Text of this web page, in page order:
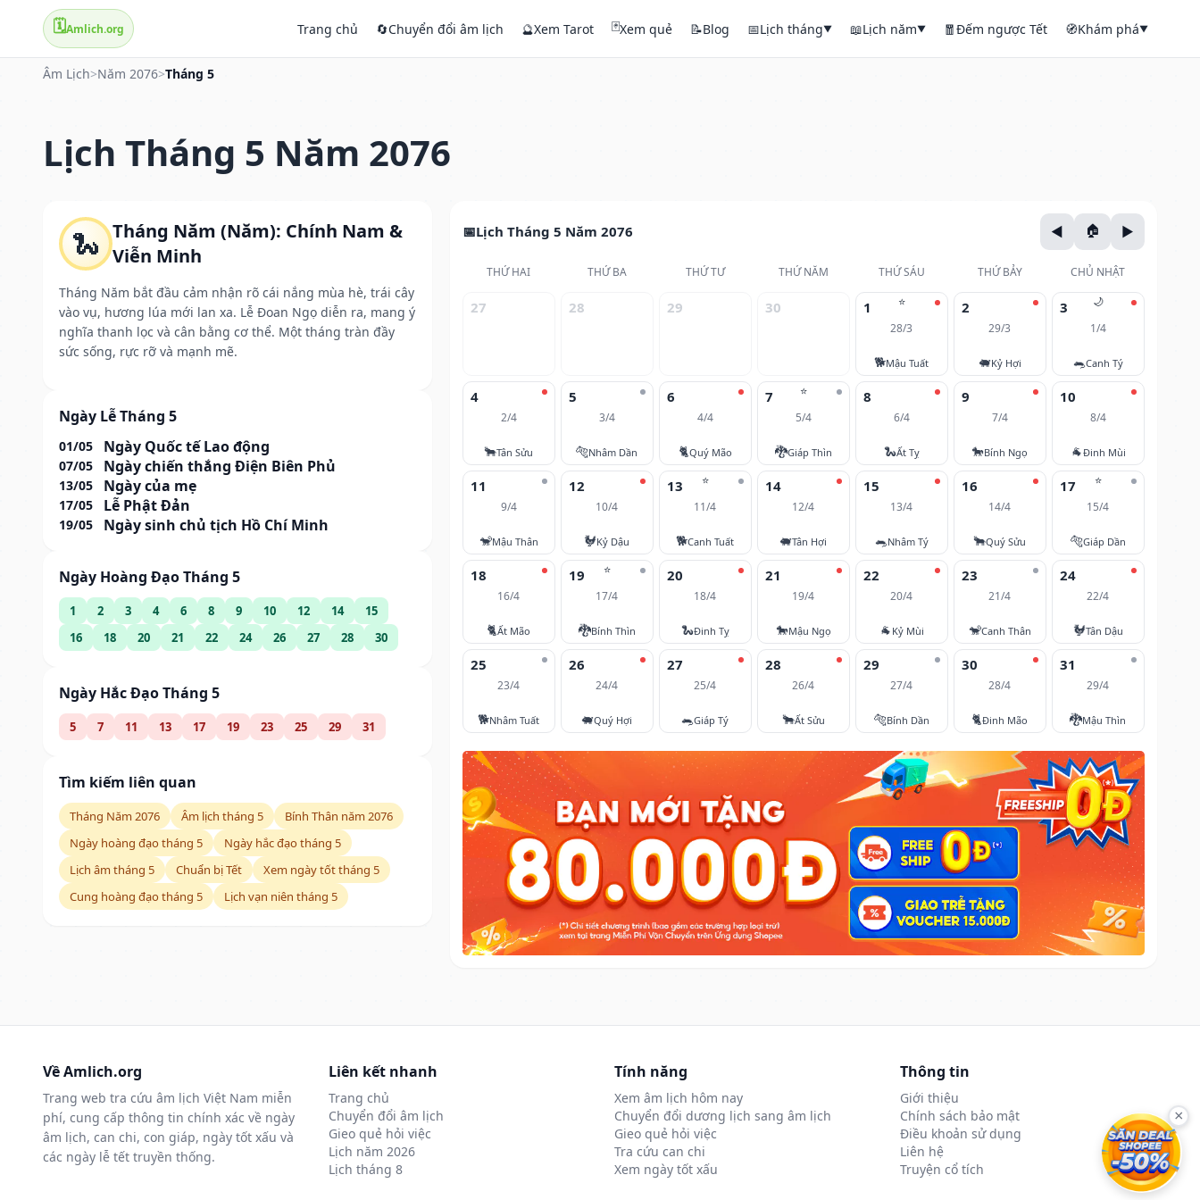
🗓️Amlich.org Trang chủ 🔄Chuyển đổi âm lịch 🔮Xem Tarot 🃏Xem quẻ 📝Blog 📅Lịch tháng▼ 📖Lịch năm▼ 🧧Đếm ngược Tết 🧭Khám phá▼
Âm Lịch>Năm 2076>Tháng 5
Lịch Tháng 5 Năm 2076
🐍 Tháng Năm (Năm): Chính Nam &
Viễn Minh
Tháng Năm bắt đầu cảm nhận rõ cái nắng mùa hè, trái cây
vào vụ, hương lúa mới lan xa. Lễ Đoan Ngọ diễn ra, mang ý
nghĩa thanh lọc và cân bằng cơ thể. Một tháng tràn đầy
sức sống, rực rỡ và mạnh mẽ.
Ngày Lễ Tháng 5
01/05 Ngày Quốc tế Lao động
07/05 Ngày chiến thắng Điện Biên Phủ
13/05 Ngày của mẹ
17/05 Lễ Phật Đản
19/05 Ngày sinh chủ tịch Hồ Chí Minh
Ngày Hoàng Đạo Tháng 5
1 2 3 4 6 8 9 10 12 14
15
16
18 20 21 22 24 26 27 28 30
Ngày Hắc Đạo Tháng 5
5 7 11 13 17 19 23 25 29 31
Tìm kiếm liên quan
Tháng Năm 2076 Âm lịch tháng 5
Bính Thân năm 2076
Ngày hoàng đạo tháng 5
Ngày hắc đạo tháng 5
Lịch âm tháng 5
Chuẩn bị Tết
Xem ngày tốt tháng 5
Cung hoàng đạo tháng 5
Lịch vạn niên tháng 5
Lịch Tháng 5 Năm 2076
THỨ HAI THỨ BA THỨ TƯ THỨ NĂM THỨ SÁU THỨ BẢY CHỦ NHẬT
27 28 29 30 ⭐
1
28/3
🐕Mậu Tuất
2
29/3
🐖Kỷ Hợi
🌙
3
1/4
🐀Canh Tý
4
2/4
🐂Tân Sửu
5
3/4
🐅Nhâm Dần
6
4/4
🐈Quý Mão
⭐
7
5/4
🐉Giáp Thìn
8
6/4
🐍Ất Tỵ
9
7/4
🐎Bính Ngọ
10
8/4
🐐Đinh Mùi
11
9/4
🐒Mậu Thân
12
10/4
🐓Kỷ Dậu
⭐
13
11/4
🐕Canh Tuất
14
12/4
🐖Tân Hợi
15
13/4
🐀Nhâm Tý
16
14/4
🐂Quý Sửu
⭐
17
15/4
🐅Giáp Dần
18
16/4
🐈Ất Mão
⭐
19
17/4
🐉Bính Thìn
20
18/4
🐍Đinh Tỵ
21
19/4
🐎Mậu Ngọ
22
20/4
🐐 Kỷ Mùi
23
21/4
🐒Canh Thân
24
22/4
🐓Tân Dậu
25
23/4
🐕Nhâm Tuất
26
24/4
🐖Quý Hợi
27
25/4
🐀Giáp Tý
28
26/4
🐂Ất Sửu
29
27/4
🐅Bính Dần
30
28/4
🐈Đinh Mão
31
29/4
🐉Mậu Thìn
Về Amlich.org
Trang web tra cứu âm lịch Việt Nam miễn
phí, cung cấp thông tin chính xác về ngày
âm lịch, can chi, con giáp, ngày tốt xấu và
các ngày lễ tết truyền thống.
Liên kết nhanh
Trang chủ
Chuyển đổi âm lịch
Gieo quẻ hỏi việc
Lịch năm 2026
Lịch tháng 8
Tính năng
Xem âm lịch hôm nay
Chuyển đổi dương lịch sang âm lịch
Gieo quẻ hỏi việc
Tra cứu can chi
Xem ngày tốt xấu
Thông tin
Giới thiệu
Chính sách bảo mật
Điều khoản sử dụng
Liên hệ
Truyện cổ tích
×